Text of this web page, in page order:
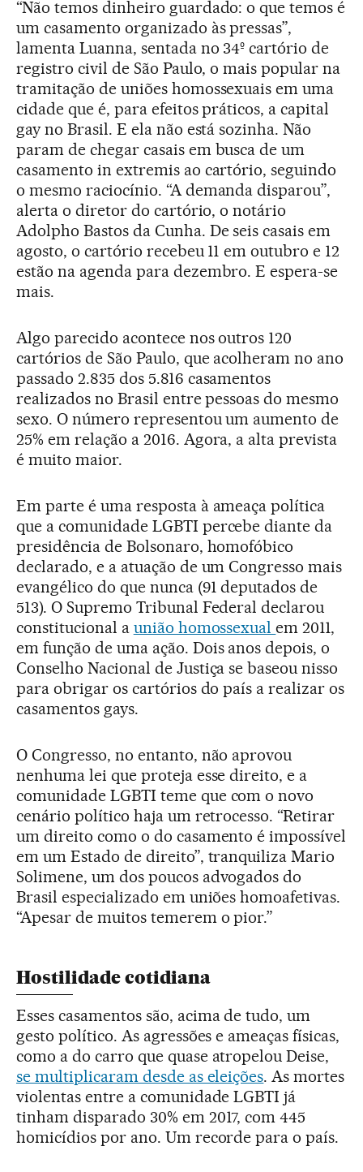
“Não temos dinheiro guardado: o que temos é
um casamento organizado às pressas”,
lamenta Luanna, sentada no 34º cartório de
registro civil de São Paulo, o mais popular na
tramitação de uniões homossexuais em uma
cidade que é, para efeitos práticos, a capital
gay no Brasil. E ela não está sozinha. Não
param de chegar casais em busca de um
casamento in extremis ao cartório, seguindo
o mesmo raciocínio. “A demanda disparou”,
alerta o diretor do cartório, o notário
Adolpho Bastos da Cunha. De seis casais em
agosto, o cartório recebeu 11 em outubro e 12
estão na agenda para dezembro. E espera-se
mais.
Algo parecido acontece nos outros 120
cartórios de São Paulo, que acolheram no ano
passado 2.835 dos 5.816 casamentos
realizados no Brasil entre pessoas do mesmo
sexo. O número representou um aumento de
25% em relação a 2016. Agora, a alta prevista
é muito maior.
Em parte é uma resposta à ameaça política
que a comunidade LGBTI percebe diante da
presidência de Bolsonaro, homofóbico
declarado, e a atuação de um Congresso mais
evangélico do que nunca (91 deputados de
513). O Supremo Tribunal Federal declarou
constitucional a união homossexualem 2011,
em função de uma ação. Dois anos depois, o
Conselho Nacional de Justiça se baseou nisso
para obrigar os cartórios do país a realizar os
casamentos gays.
O Congresso, no entanto, não aprovou
nenhuma lei que proteja esse direito, e a
comunidade LGBTI teme que com o novo
cenário político haja um retrocesso. “Retirar
um direito como o do casamento é impossível
em um Estado de direito”, tranquiliza Mario
Solimene, um dos poucos advogados do
Brasil especializado em uniões homoafetivas.
“Apesar de muitos temerem o pior.”
Hostilidade cotidiana
Esses casamentos são, acima de tudo, um
gesto político. As agressões e ameaças físicas,
como a do carro que quase atropelou Deise,
se multiplicaram desde as eleições. As mortes
violentas entre a comunidade LGBTI já
tinham disparado 30% em 2017, com 445
homicídios por ano. Um recorde para o país.